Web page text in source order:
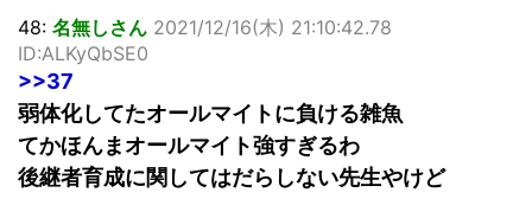
48: 名無しさん 2021/12/16(木) 21:10:42.78
ID:ALKyQbSE0
>>37
弱体化してたオールマイトに負ける雑魚
てかほんまオールマイト強すぎるわ
後継者育成に関してはだらしない先生やけど